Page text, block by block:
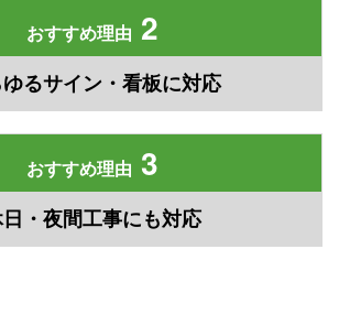
おすすめ理由 2
るサイン・看板に対応
おすすめ理由 3
・夜間工事にも対応